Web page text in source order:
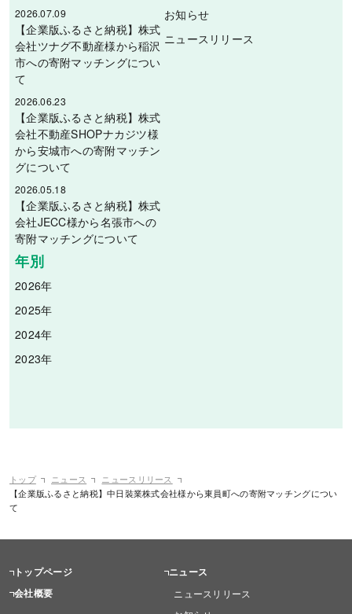
2026.07.09
【企業版ふるさと納税】株式
会社ツナグ不動産様から稲沢
市への寄附マッチングについ
て
2026.06.23
【企業版ふるさと納税】株式
会社不動産SHOPナカジツ様
から安城市への寄附マッチン
グについて
2026.05.18
【企業版ふるさと納税】株式
会社JECC様から名張市への
寄附マッチングについて
お知らせ
ニュースリリース
年別
2026年
2025年
2024年
2023年
トップ ニュース
ニュースリリース
【企業版ふるさと納税】中日裝業株式会社様から東員町への寄附マッチングについ
て
トップページ
会社概要
ニュース
ニュースリリース